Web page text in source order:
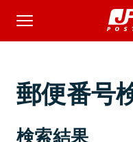
郵便番号
検索結果